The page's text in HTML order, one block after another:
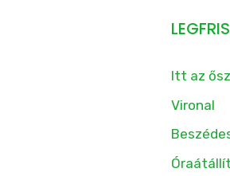
Itt az
Vironal